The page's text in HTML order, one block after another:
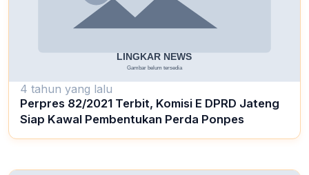
4 tahun yang lalu
Perpres 82/2021 Terbit, Komisi E DPRD Jateng
Siap Kawal Pembentukan Perda Ponpes